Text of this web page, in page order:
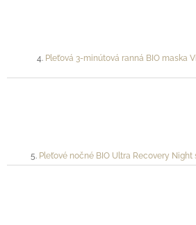
Pleťová 3-minútová ranná BIO maska
Pleťové nočné BIO Ultra Recovery